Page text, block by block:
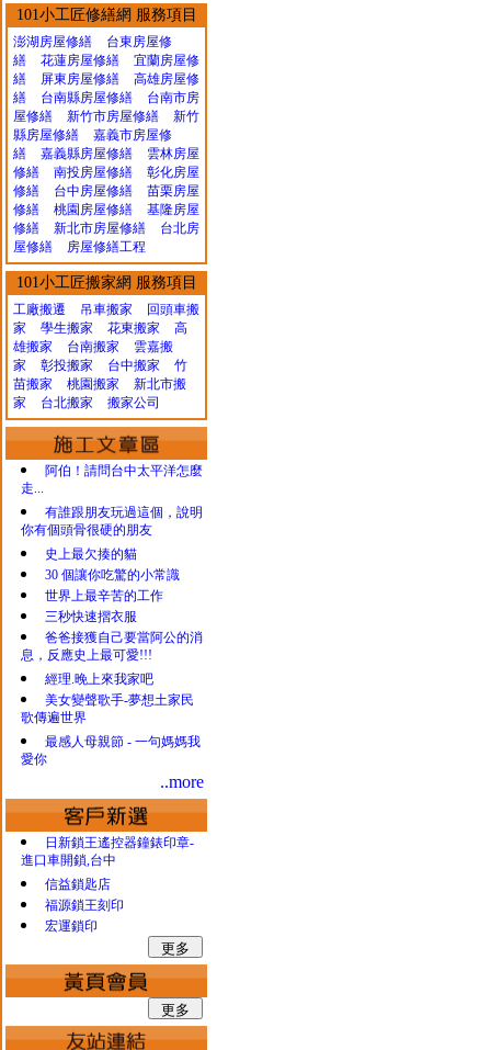
101小工匠修繕網 服務項目
澎湖房屋修繕
台東房屋修
繕
花蓮房屋修繕
宜蘭房屋修
繕
屏東房屋修繕
高雄房屋修
繕
台南縣房屋修繕
台南市房
屋修繕
新竹市房屋修繕
新竹
縣房屋修繕
嘉義市房屋修
繕
嘉義縣房屋修繕
雲林房屋
修繕
南投房屋修繕
彰化房屋
修繕
台中房屋修繕
苗栗房屋
修繕
桃園房屋修繕
基隆房屋
修繕
新北市房屋修繕
台北房
屋修繕
房屋修繕工程
101小工匠搬家網 服務項目
工廠搬遷 吊車搬家
回頭車搬
家
學生搬家 花東搬家
高
雄搬家
台南搬家
雲嘉搬
家
彰投搬家 台中搬家
竹
苗搬家
桃園搬家
新北市搬
家
台北搬家 搬家公司
阿伯！請問台中太平洋怎麼
走...
有誰跟朋友玩過這個，說明
你有個頭骨很硬的朋友
史上最欠揍的貓
30 個讓你吃驚的小常識
世界上最辛苦的工作
三秒快速摺衣服
爸爸接獲自己要當阿公的消
息，反應史上最可愛!!!
經理.晚上來我家吧
美女變聲歌手-夢想土家民
歌傳遍世界
最感人母親節 - 一句媽媽我
愛你
..more
日新鎖王遙控器鐘錶印章-
進口車開鎖,台中
信益鎖匙店
福源鎖王刻印
宏運鎖印